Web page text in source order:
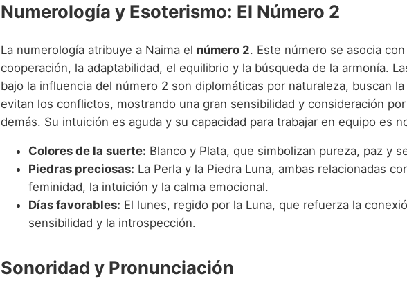
Numerología y Esoterismo: El Número 2
La numerología atribuye a Naima el número 2. Este número se asocia con
cooperación, la adaptabilidad, el equilibrio y la búsqueda de la armonía.
bajo la influencia del número 2 son diplomáticas por naturaleza, buscan la
evitan los conflictos, mostrando una gran sensibilidad y consideración
demás. Su intuición es aguda y su capacidad para trabajar en equipo es
Colores de la suerte: Blanco y Plata, que simbolizan pureza, paz y
Piedras preciosas: La Perla y la Piedra Luna, ambas relacionadas
feminidad, la intuición y la calma emocional.
Días favorables: El lunes, regido por la Luna, que refuerza la
sensibilidad y la introspección.
Sonoridad y Pronunciación